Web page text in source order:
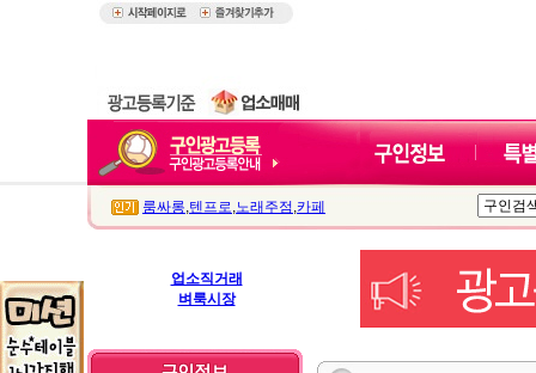
룸싸롱,텐프로,노래주점 ,카페
업소직거래
벼룩시장